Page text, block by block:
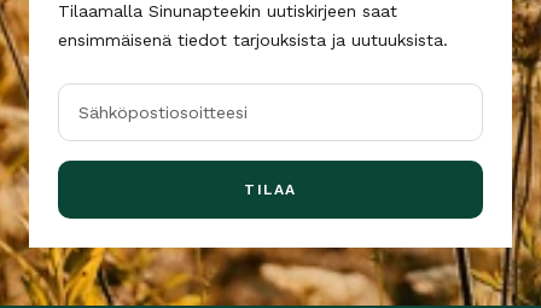
Tilaamalla Sinunapteekin uutiskirjeen saat
ensimmäisenä tiedot tarjouksista ja uutuuksista.
Sähköpostiosoitteesi
TILAA